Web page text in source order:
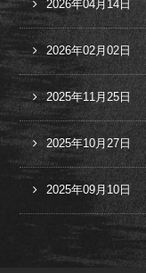
2026年04月14日
2026年02月02日
2025年11月25日
2025年10月27日
2025年09月10日